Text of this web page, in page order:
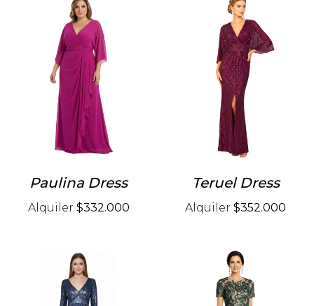
Paulina Dress
Alquiler $332.000
Teruel Dress
Alquiler $352.000